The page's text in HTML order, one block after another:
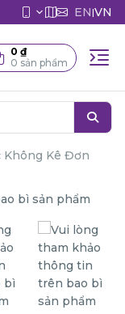
EN|VN
0 ₫
0 sản phẩm
Không Kê Đơn